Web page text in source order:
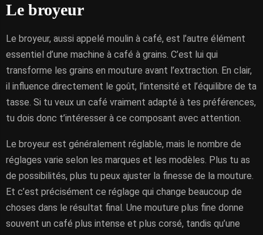
Le broyeur
Le broyeur, aussi appelé moulin à café, est l’autre élément
essentiel d’une machine à café à grains. C’est lui qui
transforme les grains en mouture avant l’extraction. En clair,
il influence directement le goût, l’intensité et l’équilibre de ta
tasse. Si tu veux un café vraiment adapté à tes préférences,
tu dois donc t’intéresser à ce composant avec attention.
Le broyeur est généralement réglable, mais le nombre de
réglages varie selon les marques et les modèles. Plus tu as
de possibilités, plus tu peux ajuster la finesse de la mouture.
Et c’est précisément ce réglage qui change beaucoup de
choses dans le résultat final. Une mouture plus fine donne
souvent un café plus intense et plus corsé, tandis qu’une